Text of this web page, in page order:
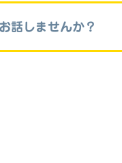
話しませんか？